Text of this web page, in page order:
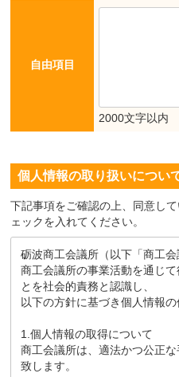
自由項目
2000文字以内
個人情報の取り扱いについ
下記事項をご確認の上、同意し
ェックを入れてください。
砺波商工会議所（以下「商工会
商工会議所の事業活動を通じ
とを社会的責務と認識し、
以下の方針に基づき個人情報の
1.個人情報の取得について
商工会議所は、適法かつ公正
致します。